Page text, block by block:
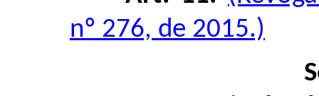
nº 276, de 2015.)